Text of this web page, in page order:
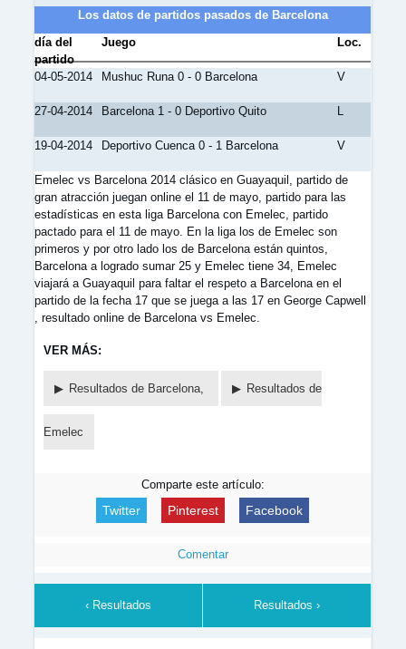
Los datos de partidos pasados de Barcelona
día del
partido
Juego Loc.
04-05-2014 Mushuc Runa 0 - 0 Barcelona V
27-04-2014 Barcelona 1 - 0 Deportivo Quito L
19-04-2014 Deportivo Cuenca 0 - 1 Barcelona V
Emelec vs Barcelona 2014 clásico en Guayaquil, partido de
gran atracción juegan online el 11 de mayo, partido para las
estadísticas en esta liga Barcelona con Emelec, partido
pactado para el 11 de mayo. En la liga los de Emelec son
primeros y por otro lado los de Barcelona están quintos,
Barcelona a logrado sumar 25 y Emelec tiene 34, Emelec
viajará a Guayaquil para faltar el respeto a Barcelona en el
partido de la fecha 17 que se juega a las 17 en George Capwell
, resultado online de Barcelona vs Emelec.
VER MÁS:
Resultados de Barcelona, Resultados de
Emelec
Comparte este artículo:
Twitter Pinterest Facebook
Comentar
‹ Resultados Resultados ›